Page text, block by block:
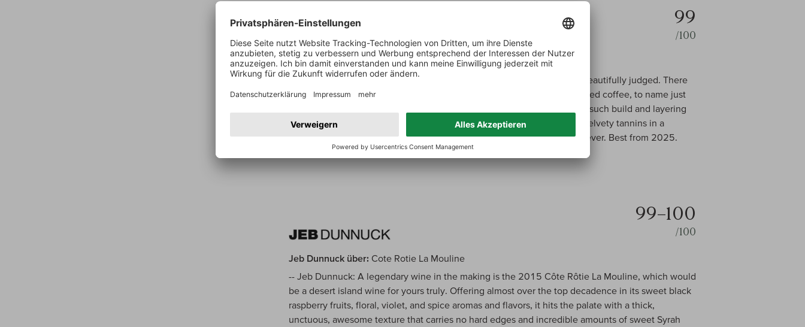
99
/100
Suckling über:Cote Rotie La Mouline
A very complex and complete nose with everything so integrated and beautifully judged. There
are ripe blackberries, blood plums, fragrant spices, dark stones and roasted coffee, to name just
some of what is already on offer here. The palate has such richness and such build and layering
with ripe dark plums and blackberries, clothed in robes of spice-laden, velvety tannins in a
majestic mode. Pure class and a great vintage for sure. One of the best ever. Best from 2025.
99–100
/100
Jeb Dunnuck über: Cote Rotie La Mouline
-- Jeb Dunnuck: A legendary wine in the making is the 2015 Côte Rôtie La Mouline, which would
be a desert island wine for yours truly. Offering almost over the top decadence in its sweet black
raspberry fruits, floral, violet, and spice aromas and flavors, it hits the palate with a thick,
unctuous, awesome texture that carries no hard edges and incredible amounts of sweet Syrah